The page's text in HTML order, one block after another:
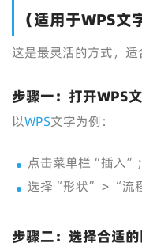
（适用于WPS文
这是最灵活的方式，适
步骤一：打开WPS
以WPS文字为例：
点击菜单栏“插入”；
选择“形状” > “流
步骤二：选择合适